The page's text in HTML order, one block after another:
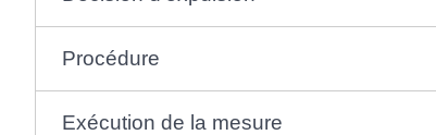
Procédure
Exécution de la mesure